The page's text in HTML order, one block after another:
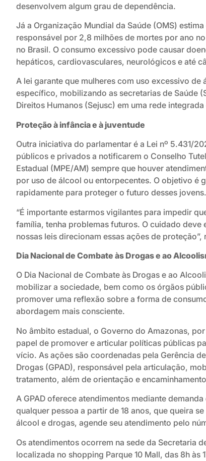
desenvolvem algum grau de dependência.
Já a Organização Mundial da Saúde (OMS)
responsável por 2,8 milhões de mortes por ano
no Brasil. O consumo excessivo pode causar
hepáticos, cardiovasculares, neurológicos e até
A lei garante que mulheres com uso excessivo de
específico, mobilizando as secretarias de Saúde
Direitos Humanos (Sejusc) em uma rede
Proteção à infância e à juventude
Outra iniciativa do parlamentar é a Lei nº 5.431/
públicos e privados a notificarem o Conselho
Estadual (MPE/AM) sempre que houver
por uso de álcool ou entorpecentes. O objetivo é
rapidamente para proteger o futuro desses jovens.
“É importante estarmos vigilantes para impedir
família, tenha problemas futuros. O cuidado deve
nossas leis direcionam essas ações de proteção”,
Dia Nacional de Combate às Drogas e ao
O Dia Nacional de Combate às Drogas e ao
mobilizar a sociedade, bem como os órgãos
promover uma reflexão sobre a forma de
abordagem mais consciente.
No âmbito estadual, o Governo do Amazonas,
papel de promover e articular políticas públicas
vício. As ações são coordenadas pela Gerência
Drogas (GPAD), responsável pela articulação,
tratamento, além de orientação e
A GPAD oferece atendimentos mediante
qualquer pessoa a partir de 18 anos, que queira
álcool e drogas, agende seu atendimento pelo
Os atendimentos ocorrem na sede da Secretaria
localizada no shopping Parque 10 Mall, das 8h às